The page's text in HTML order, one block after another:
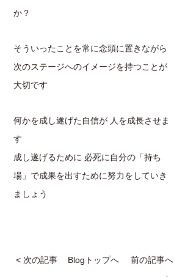
か？
そういったことを常に念頭に置きながら
次のステージへのイメージを持つことが
大切です
何かを成し遂げた自信が 人を成長させま
す
成し遂げるために 必死に自分の「持ち
場」で成果を出すために努力をしていき
ましょう
< 次の記事
Blogトップへ
前の記事へ